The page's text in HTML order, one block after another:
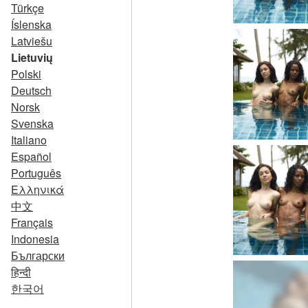
Türkçe
Íslenska
Latviešu
Lietuvių
Polski
Deutsch
Norsk
Svenska
Italiano
Español
Português
Ελληνικά
中文
Français
Indonesia
Български
हिन्दी
한국어